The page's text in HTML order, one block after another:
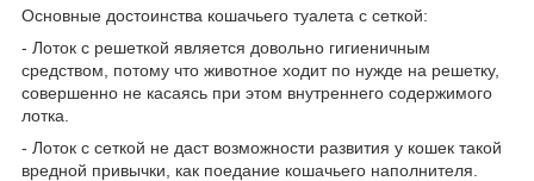
Основные достоинства кошачьего туалета с сеткой:
- Лоток с решеткой является довольно гигиеничным
средством, потому что животное ходит по нужде на решетку,
совершенно не касаясь при этом внутреннего содержимого
лотка.
- Лоток с сеткой не даст возможности развития у кошек такой
вредной привычки, как поедание кошачьего наполнителя.